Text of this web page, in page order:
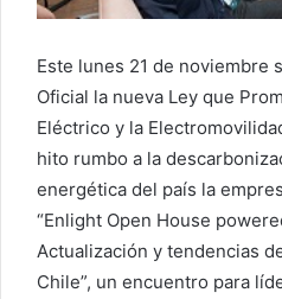
Este lunes 21 de noviembre
Oficial la nueva Ley que
Eléctrico y la
hito rumbo a la
energética del país la
“Enlight Open House
Actualización y tendencias
Chile”, un encuentro para